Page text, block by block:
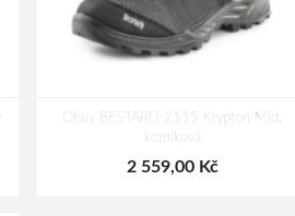
Obuv BESTARD 2115 Krypton Mid,
kotníková
2 559,00 Kč